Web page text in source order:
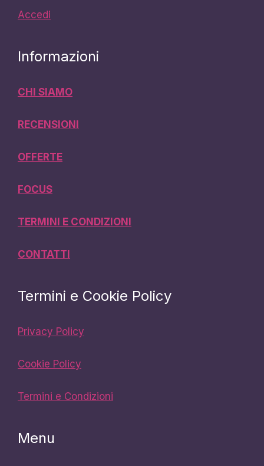
Accedi
Informazioni
CHI SIAMO
RECENSIONI
OFFERTE
FOCUS
TERMINI E CONDIZIONI
CONTATTI
Termini e Cookie Policy
Privacy Policy
Cookie Policy
Termini e Condizioni
Menu